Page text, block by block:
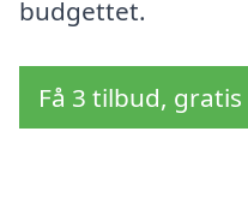
budgettet.
Få 3 tilbud,